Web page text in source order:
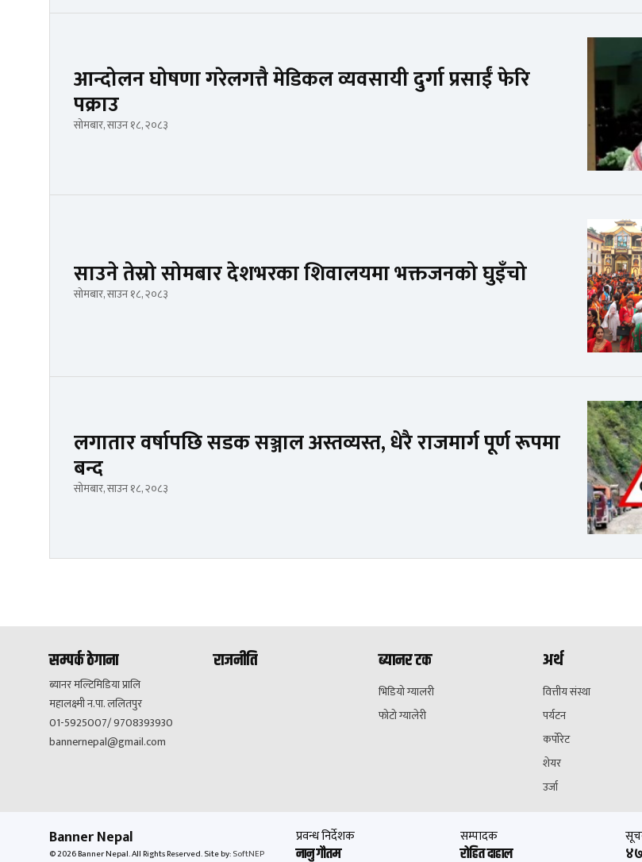
आन्दोलन घोषणा गरेलगत्तै मेडिकल व्यवसायी दुर्गा प्रसाईं फेरि
पक्राउ
सोमबार, साउन १८, २०८३
साउने तेस्रो सोमबार देशभरका शिवालयमा भक्तजनको घुइँचो
सोमबार, साउन १८, २०८३
लगातार वर्षापछि सडक सञ्जाल अस्तव्यस्त, धेरै राजमार्ग पूर्ण रूपमा
बन्द
सोमबार, साउन १८, २०८३
सम्पर्क ठेगाना
ब्यानर मल्टिमिडिया प्रालि
महालक्ष्मी न.पा. ललितपुर
01-5925007/ 9708393930
bannernepal@gmail.com
राजनीति ब्यानर टक
भिडियो ग्यालरी
फोटो ग्यालेरी
अर्थ
वित्तीय संस्था
पर्यटन
कर्पोरेट
शेयर
उर्जा
Banner Nepal
© 2026 Banner Nepal. All Rights Reserved.Site by:SoftNEP
प्रवन्ध निर्देशक
नानु गौतम
सम्पादक
रोहित दाहाल